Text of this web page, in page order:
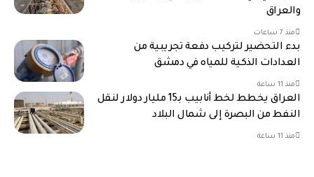
والعراق
منذ 7 ساعات
بدء التحضير لتركيب دفعة تجريبية من
العدادات الذكية للمياه في دمشق
منذ 11 ساعة
العراق يخطط لخط أنابيب بـ15 مليار دولار لنقل
النفط من البصرة إلى شمال البلاد
منذ 11 ساعة